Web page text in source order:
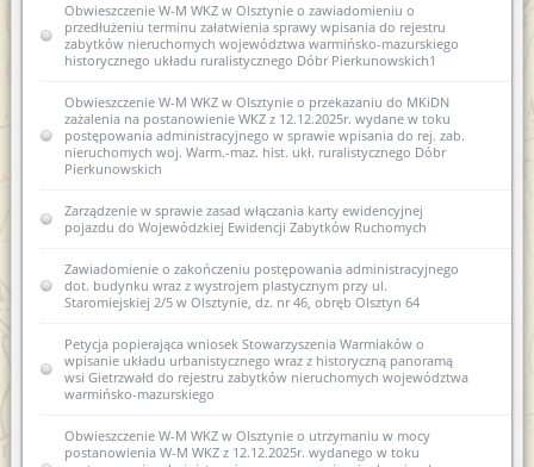
Zawiadomienie o zamiarze włączenia karty ewidencyjnej
zabytków archeologicznych lądowych do wojewódzkiej
ewidencji zabytków 7 AZP 19-60/75 Łęgno
Zawiadomienie o zamiarze włączenia karty ewidencyjnej
zabytków archeologicznych lądowych do wojewódzkiej
ewidencji zabytków 28 AZP 19-60/70 Smolajny
Zawiadomienie o włączeniu karty ewidencyjnej zabytku
archeologicznego lądowego do wojewódzkiej ewidencji
zabytków 3 AZP 13-61/10 Piasty Wielkie
Zawiadomienie o włączeniu karty ewidencyjnej zabytku
archeologicznego lądowego do wojewódzkiej ewidencji
zabytków 7 AZP 19-60/75 Łęgno
Zawiadomienie o włączeniu karty ewidencyjnej zabytku
archeologicznego lądowego do wojewódzkiej ewidencji
zabytków 18 AZP 27-66/32 Stare Kiejkuty
Zawiadomienie o sporządzeniu nowej karty ewidencyjnej
zabytku archeologicznego V AZP 25-61/23 Tomaszkowo
Zawiadomienie o zamiarze włączenia karty ewidencyjnej
zabytku archeologicznego do wojewódzkiej ewidencji
Obwieszczenie W-M WKZ w Olsztynie o zawiadomieniu o
przedłużeniu terminu załatwienia sprawy wpisania do rejestru
zabytków nieruchomych województwa warmińsko-mazurskiego
historycznego układu ruralistycznego Dóbr Pierkunowskich1
Obwieszczenie W-M WKZ w Olsztynie o przekazaniu do MKiDN
zażalenia na postanowienie WKZ z 12.12.2025r. wydane w toku
postępowania administracyjnego w sprawie wpisania do rej. zab.
nieruchomych woj. Warm.-maz. hist. ukł. ruralistycznego Dóbr
Pierkunowskich
Zarządzenie w sprawie zasad włączania karty ewidencyjnej
pojazdu do Wojewódzkiej Ewidencji Zabytków Ruchomych
Zawiadomienie o zakończeniu postępowania administracyjnego
dot. budynku wraz z wystrojem plastycznym przy ul.
Staromiejskiej 2/5 w Olsztynie, dz. nr 46, obręb Olsztyn 64
Petycja popierająca wniosek Stowarzyszenia Warmiaków o
wpisanie układu urbanistycznego wraz z historyczną panoramą
wsi Gietrzwałd do rejestru zabytków nieruchomych województwa
warmińsko-mazurskiego
Obwieszczenie W-M WKZ w Olsztynie o utrzymaniu w mocy
postanowienia W-M WKZ z 12.12.2025r. wydanego w toku